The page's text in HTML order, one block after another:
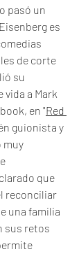
pasó un
es
de corte
su
vida a Mark
en "Red
guionista y
muy
que
reconciliar
una familia
sus retos